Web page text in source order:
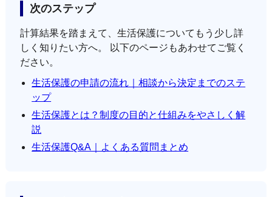
次のステップ
計算結果を踏まえて、生活保護についてもう少し詳
しく知りたい方へ。 以下のページもあわせてご覧く
ださい。
生活保護の申請の流れ｜相談から決定までのステ
ップ
生活保護とは？制度の目的と仕組みをやさしく解
説
生活保護Q&A｜よくある質問まとめ